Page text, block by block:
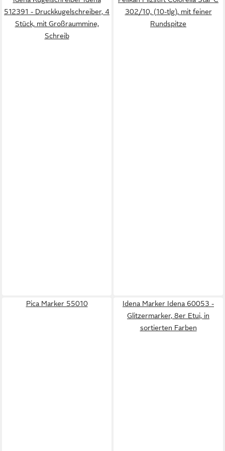
512391 - Druckkugelschreiber, 4
Stück, mit Großraummine,
Schreib
302/10, (10-tlg), mit feiner
Rundspitze
Pica Marker 55010
Idena Marker Idena 60053 -
Glitzermarker, 8er Etui, in
sortierten Farben